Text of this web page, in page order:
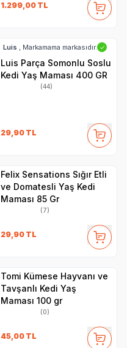
1.299,00 TL
Luis , Markamama markasıdır. ✓
Luis Parça Somonlu Soslu
Kedi Yaş Maması 400 GR
(44)
29,90 TL
Felix Sensations Sığır Etli
ve Domatesli Yaş Kedi
Maması 85 Gr
(7)
29,90 TL
Tomi Kümese Hayvanı ve
Tavşanlı Kedi Yaş
Maması 100 gr
(0)
45,00 TL